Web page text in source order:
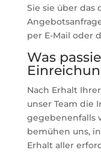
Sie sie über das
per E-Mail oder
Was
Nach Erhalt
unser Team die
gegebenenfalls
bemühen uns,
Erhalt aller